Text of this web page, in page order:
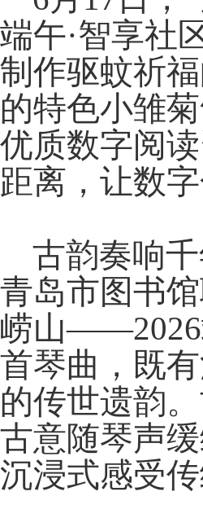
端午·智享社
制作驱蚊祈
的特色小雏
优质数字阅
距离，让数
古韵奏响
青岛市图书
崂山——2026
首琴曲，既
的传世遗韵
古意随琴声
沉浸式感受